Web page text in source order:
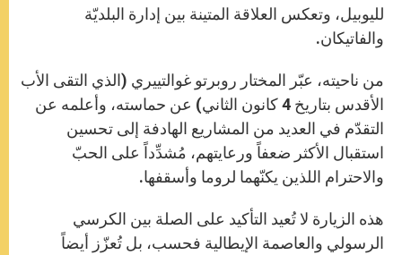
لليوبيل، وتعكس العلاقة المتينة بين إدارة البلديّة
والفاتيكان.
من ناحيته، عبّر المختار روبرتو غوالتييري (الذي التقى الأب
الأقدس بتاريخ 4 كانون الثاني) عن حماسته، وأعلمه عن
التقدّم في العديد من المشاريع الهادفة إلى تحسين
استقبال الأكثر ضعفاً ورعايتهم، مُشدِّداً على الحبّ
والاحترام اللذين يكنّهما لروما وأسقفها.
هذه الزيارة لا تُعيد التأكيد على الصلة بين الكرسي
الرسولي والعاصمة الإيطالية فحسب، بل تُعزّز أيضاً